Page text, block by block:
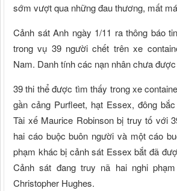
sớm vượt qua những đau thương, mất
Cảnh sát Anh ngày 1/11 ra thông báo
trong vụ 39 người chết trên xe
Nam. Danh tính các nạn nhân chưa
39 thi thể được tìm thấy trong xe
gần cảng Purfleet, hạt Essex, đông
Tài xế Maurice Robinson bị truy tố với
hai cáo buộc buôn người và một cáo
phạm khác bị cảnh sát Essex bắt đã
Cảnh sát đang truy nã hai nghi
Christopher Hughes.